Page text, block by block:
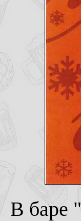
В баре